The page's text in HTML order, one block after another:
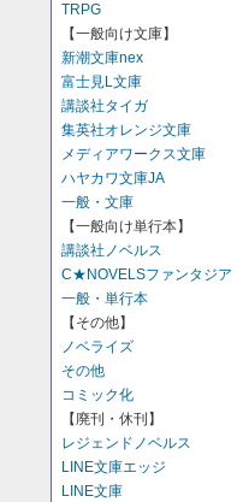
TRPG
【一般向け文庫】
新潮文庫nex
富士見L文庫
講談社タイガ
集英社オレンジ文庫
メディアワークス文庫
ハヤカワ文庫JA
一般・文庫
【一般向け単行本】
講談社ノベルス
C★NOVELSファンタジア
一般・単行本
【その他】
ノベライズ
その他
コミック化
【廃刊・休刊】
レジェンドノベルス
LINE文庫エッジ
LINE文庫